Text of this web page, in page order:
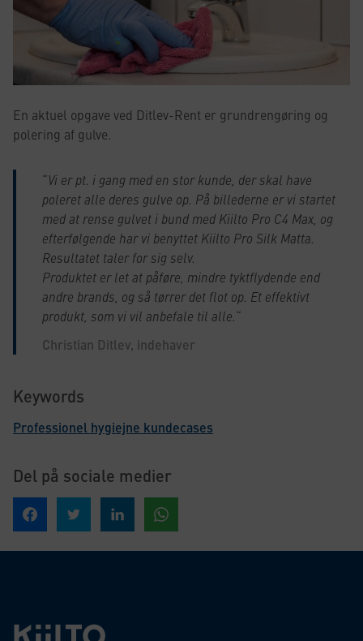
En aktuel opgave ved Ditlev-Rent er grundrengøring og
polering af gulve.
“Vi er pt. i gang med en stor kunde, der skal have
poleret alle deres gulve op. På billederne er vi startet
med at rense gulvet i bund med Kiilto Pro C4 Max, og
efterfølgende har vi benyttet Kiilto Pro Silk Matta.
Resultatet taler for sig selv.
Produktet er let at påføre, mindre tyktflydende end
andre brands, og så tørrer det flot op. Et effektivt
produkt, som vi vil anbefale til alle.“
Christian Ditlev, indehaver
Keywords
Professionel hygiejne kundecases
Del på sociale medier
Del på Facebook Del på Twitter